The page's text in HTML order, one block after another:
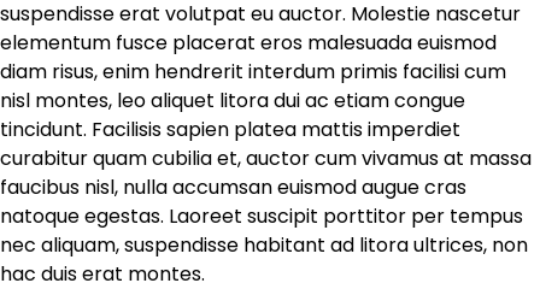
suspendisse erat volutpat eu auctor. Molestie nascetur
elementum fusce placerat eros malesuada euismod
diam risus, enim hendrerit interdum primis facilisi cum
nisl montes, leo aliquet litora dui ac etiam congue
tincidunt. Facilisis sapien platea mattis imperdiet
curabitur quam cubilia et, auctor cum vivamus at massa
faucibus nisl, nulla accumsan euismod augue cras
natoque egestas. Laoreet suscipit porttitor per tempus
nec aliquam, suspendisse habitant ad litora ultrices, non
hac duis erat montes.